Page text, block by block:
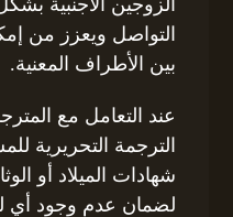
التواصل ويعزز من
بين الأطراف المعنية.
عند التعامل مع
الترجمة التحريرية
شهادات الميلاد أو
لضمان عدم وجود أي